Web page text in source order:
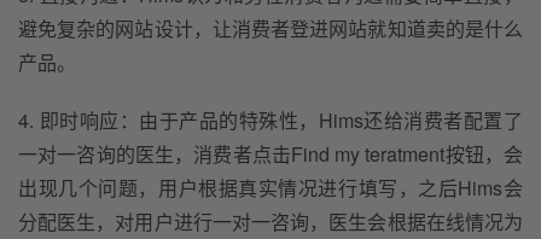
避免复杂的网站设计，让消费者登进网站就知道卖的是什么
产品。
4. 即时响应：由于产品的特殊性，Hims还给消费者配置了
一对一咨询的医生，消费者点击Find my teratment按钮，会
出现几个问题，用户根据真实情况进行填写，之后Hims会
分配医生，对用户进行一对一咨询，医生会根据在线情况为